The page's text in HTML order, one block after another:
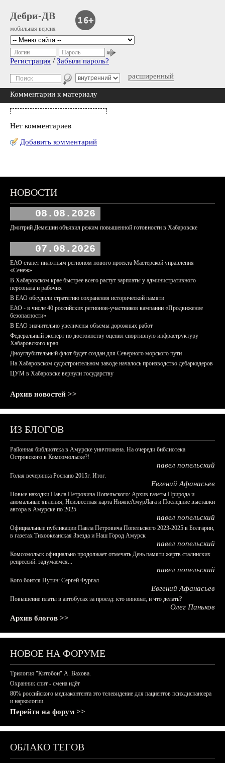
Дебри-ДВ
мобильная версия
расширенный
Логин Пароль
Регистрация / Забыли пароль?
Комментарии к материалу
Нет комментариев
Добавить комментарий
НОВОСТИ
08.08.2026
Дмитрий Демешин объявил режим повышенной готовности в Хабаровске
07.08.2026
ЕАО станет пилотным регионом нового проекта Мастерской управления
«Сенеж»
В Хабаровском крае быстрее всего растут зарплаты у административного
персонала и рабочих
В ЕАО обсудили стратегию сохранения исторической памяти
ЕАО - в числе 40 российских регионов-участников кампании «Продвижение
безопасности»
В ЕАО значительно увеличены объемы дорожных работ
Федеральный эксперт по достоинству оценил спортивную инфраструктуру
Хабаровского края
Дноуглубительный флот будет создан для Северного морского пути
На Хабаровском судостроительном заводе началось производство дебаркадеров
ЦУМ в Хабаровске вернули государству
Архив новостей >>
ИЗ БЛОГОВ
Районная библиотека в Амурске уничтожена. На очереди библиотека
Островского в Комсомольске?!
павел попельский
Голая вечеринка Роснано 2015г. Итог.
Евгений Афанасьев
Новые находки Павла Петровича Попельского: Архив газеты Природа и
аномальные явления, Неизвестная карта НижнеАмурЛага и Последние выставки
автора в Амурске по 2025
павел попельский
Официальные публикации Павла Петровича Попельского 2023-2025 в Болгарии,
в газетах Тихоокеанская Звезда и Наш Город Амурск
павел попельский
Комсомольск официально продолжает отмечать День памяти жертв сталинских
репрессий: задумаемся...
павел попельский
Кого боится Путин: Сергей Фургал
Евгений Афанасьев
Повышение платы в автобусах за проезд: кто виноват, и что делать?
Олег Паньков
Архив блогов >>
НОВОЕ НА ФОРУМЕ
Трилогия "Китобои" А. Вахова.
Охранник спит - смена идёт
80% российского медиаконтента это телевидение для пациентов психдиспансера
и наркологии.
Перейти на форум >>
ОБЛАКО ТЕГОВ